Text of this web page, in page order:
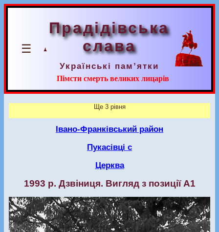
☰
Прадідівська
слава
Українські пам’ятки
Пімсти смерть великих лицарів
Ще 3 рівня
Івано-Франківський район
Пукасівці с
Церква
1993 р. Дзвіниця. Вигляд з позиції А1